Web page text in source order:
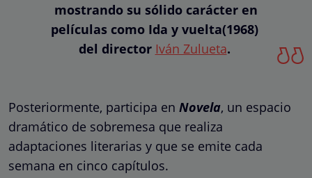
mostrando su sólido carácter en
películas como Ida y vuelta(1968)
del director Iván Zulueta.
Posteriormente, participa en Novela, un espacio
dramático de sobremesa que realiza
adaptaciones literarias y que se emite cada
semana en cinco capítulos.